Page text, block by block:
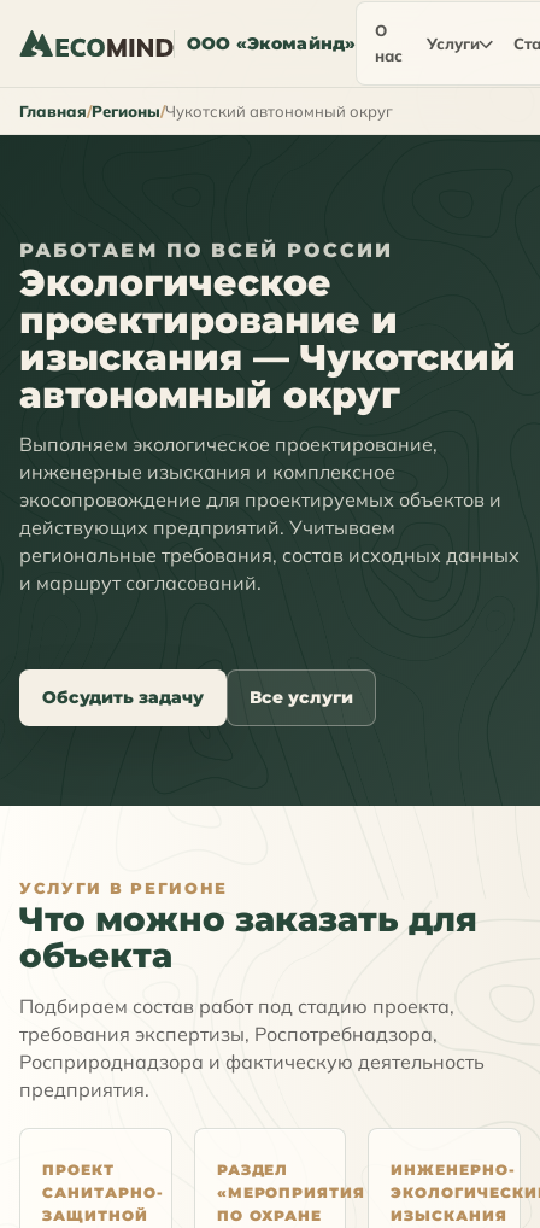
ООО «Экомайнд»
О
нас
Услуги
Главная Регионы Чукотский автономный округ
РАБОТАЕМ ПО ВСЕЙ РОССИИ
Экологическое
проектирование и
изыскания — Чукотский
автономный округ
Выполняем экологическое проектирование,
инженерные изыскания и комплексное
экосопровождение для проектируемых объектов и
действующих предприятий. Учитываем
региональные требования, состав исходных данных
и маршрут согласований.
Обсудить задачу Все услуги
УСЛУГИ В РЕГИОНЕ
Что можно заказать для
объекта
Подбираем состав работ под стадию проекта,
требования экспертизы, Роспотребнадзора,
Росприроднадзора и фактическую деятельность
предприятия.
ПРОЕКТ
САНИТАРНО-
ЗАЩИТНОЙ
РАЗДЕЛ
«МЕРОПРИЯТИЯ
ПО ОХРАНЕ
ИНЖЕНЕРНО-
ИЗЫСКАНИЯ